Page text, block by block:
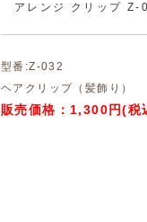
アレンジ クリップ
型番:Z-032
ヘアクリップ（髪飾り）
販売価格：1,300円(税